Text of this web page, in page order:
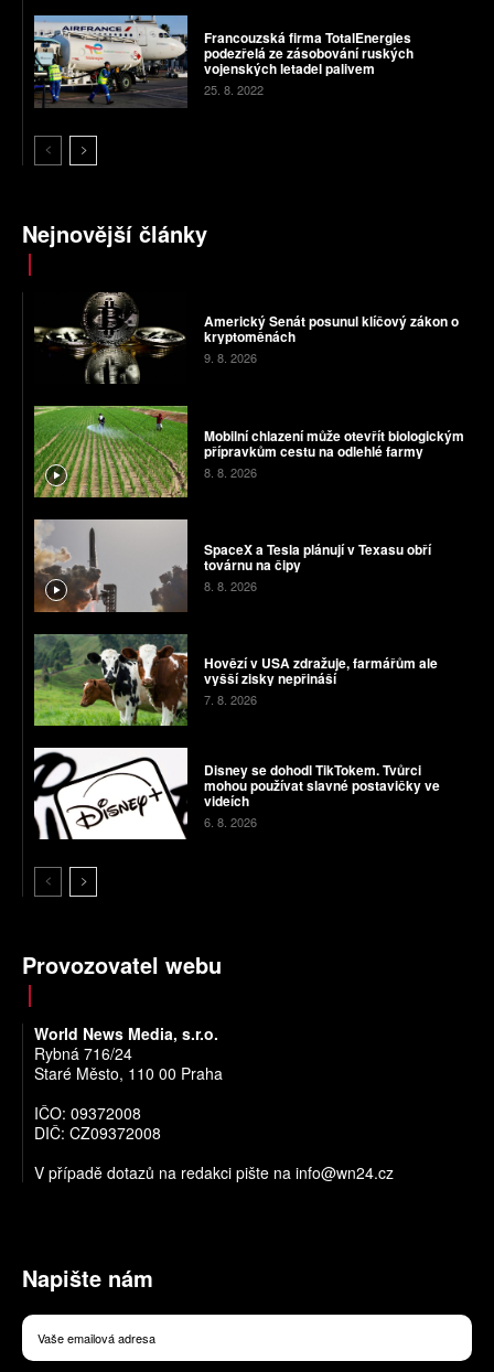
Francouzská firma TotalEnergies
podezřelá ze zásobování ruských
vojenských letadel palivem
25. 8. 2022
Nejnovější články
Americký Senát posunul klíčový zákon o
kryptoměnách
9. 8. 2026
Mobilní chlazení může otevřít biologickým
přípravkům cestu na odlehlé farmy
8. 8. 2026
SpaceX a Tesla plánují v Texasu obří
továrnu na čipy
8. 8. 2026
Hovězí v USA zdražuje, farmářům ale
vyšší zisky nepřináší
7. 8. 2026
Disney se dohodl TikTokem. Tvůrci
mohou používat slavné postavičky ve
videích
6. 8. 2026
Provozovatel webu
World News Media, s.r.o.
Rybná 716/24
Staré Město, 110 00 Praha
IČO: 09372008
DIČ: CZ09372008
V případě dotazů na redakci pište na info@wn24.cz
Napište nám